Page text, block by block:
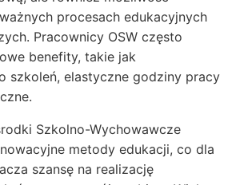
procesach edukacyjnych
Pracownicy OSW często
benefity, takie jak
szkoleń, elastyczne godziny pracy
Szkolno-Wychowawcze
metody edukacji, co dla
szansę na realizację